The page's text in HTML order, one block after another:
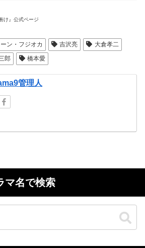
け』公式ページ
ン・フジオカ 吉沢亮
大倉孝二
郎 橋本愛
管理人
マ名で検索